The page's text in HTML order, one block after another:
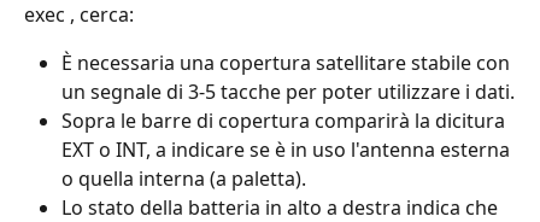
exec , cerca:
È necessaria una copertura satellitare stabile con
un segnale di 3-5 tacche per poter utilizzare i dati.
Sopra le barre di copertura comparirà la dicitura
EXT o INT, a indicare se è in uso l'antenna esterna
o quella interna (a paletta).
Lo stato della batteria in alto a destra indica che